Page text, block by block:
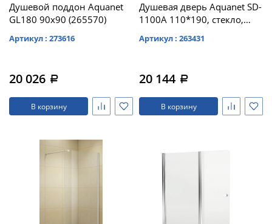
Душевой поддон Aquanet
GL180 90x90 (265570)
Артикул : 273616
20 026 a
В корзину
Душевая дверь Aquanet SD-
1100A 110*190, стекло,
Артикул : 263431
20 144 a
В корзину